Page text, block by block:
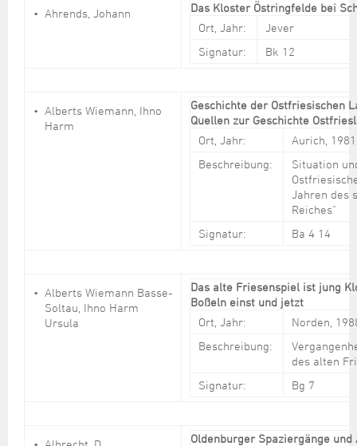
Ahrends, Johann
Das Kloster Östringfelde bei
Ort, Jahr:
Jever
Signatur:
Bk 12
Alberts Wiemann, Ihno
Harm
Geschichte der Ostfriesischen
Quellen zur Geschichte
Ort, Jahr:
Aurich, 1981
Beschreibung:
Situation
Jahren des
Reiches"
Signatur:
Ba 4 14
Alberts Wiemann Basse-
Soltau, Ihno Harm
Ursula
Das alte Friesenspiel ist jung
Boßeln einst und jetzt
Ort, Jahr:
Norden,
Beschreibung:
des alten
Signatur:
Bg 7
Oldenburger Spaziergänge